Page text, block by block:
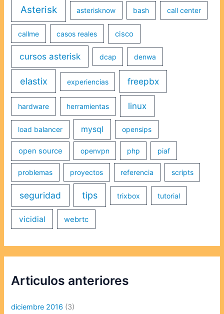
Asterisk asterisknow bash call center
callme casos reales cisco
cursos asterisk dcap denwa
elastix experiencias freepbx
hardware herramientas linux
load balancer mysql opensips
open source openvpn php piaf
problemas proyectos referencia scripts
seguridad tips trixbox tutorial
vicidial webrtc
Articulos anteriores
diciembre 2016 (3)